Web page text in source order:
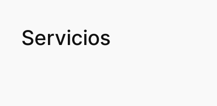
Servicios